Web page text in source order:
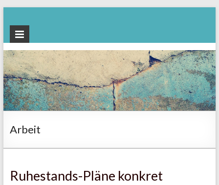
rund um den
Ruhestand |
Dr.
Katharina
Arbeit
Ruhestands-Pläne konkret